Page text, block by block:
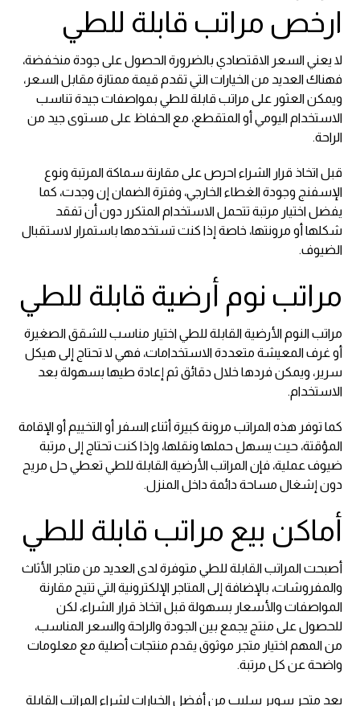
ارخص مراتب قابلة للطي
لا يعني السعر الاقتصادي بالضرورة الحصول على جودة منخفضة،
فهناك العديد من الخيارات التي تقدم قيمة ممتازة مقابل السعر،
ويمكن العثور على مراتب قابلة للطي بمواصفات جيدة تناسب
الاستخدام اليومي أو المتقطع، مع الحفاظ على مستوى جيد من
الراحة.
قبل اتخاذ قرار الشراء احرص على مقارنة سماكة المرتبة ونوع
الإسفنج وجودة الغطاء الخارجي، وفترة الضمان إن وجدت، كما
يفضل اختيار مرتبة تتحمل الاستخدام المتكرر دون أن تفقد
شكلها أو مرونتها، خاصة إذا كنت تستخدمها باستمرار لاستقبال
الضيوف.
مراتب نوم أرضية قابلة للطي
مراتب النوم الأرضية القابلة للطي اختيار مناسب للشقق الصغيرة
أو غرف المعيشة متعددة الاستخدامات، فهي لا تحتاج إلى هيكل
سرير، ويمكن فردها خلال دقائق ثم إعادة طيها بسهولة بعد
الاستخدام.
كما توفر هذه المراتب مرونة كبيرة أثناء السفر أو التخييم أو الإقامة
المؤقتة، حيث يسهل حملها ونقلها، وإذا كنت تحتاج إلى مرتبة
ضيوف عملية، فإن المراتب الأرضية القابلة للطي تعطي حل مريح
دون إشغال مساحة دائمة داخل المنزل.
أماكن بيع مراتب قابلة للطي
أصبحت المراتب القابلة للطي متوفرة لدى العديد من متاجر الأثاث
والمفروشات، بالإضافة إلى المتاجر الإلكترونية التي تتيح مقارنة
المواصفات والأسعار بسهولة قبل اتخاذ قرار الشراء، لكن
للحصول على منتج يجمع بين الجودة والراحة والسعر المناسب،
من المهم اختيار متجر موثوق يقدم منتجات أصلية مع معلومات
واضحة عن كل مرتبة.
يعد متجر سوبر سليب من أفضل الخيارات لشراء المراتب القابلة